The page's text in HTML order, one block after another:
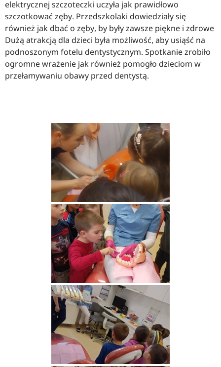
elektrycznej szczoteczki uczyła jak prawidłowo
szczotkować zęby. Przedszkolaki dowiedziały się
również jak dbać o zęby, by były zawsze piękne i zdrowe
Dużą atrakcją dla dzieci była możliwość, aby usiąść na
podnoszonym fotelu dentystycznym. Spotkanie zrobiło
ogromne wrażenie jak również pomogło dzieciom w
przełamywaniu obawy przed dentystą.